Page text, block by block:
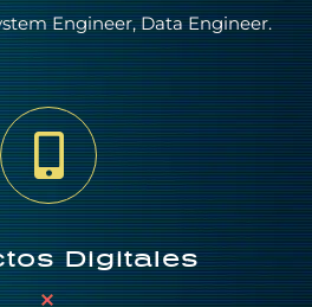
Engineer, Data Engineer.
Digitales